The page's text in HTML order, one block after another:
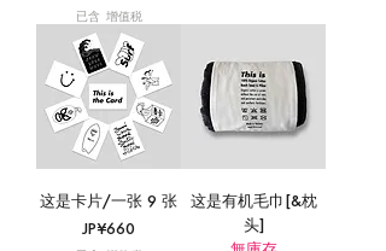
已含 增值税
这是卡片/一张 9 张
價格
JP¥660
这是有机毛巾[&枕
头]